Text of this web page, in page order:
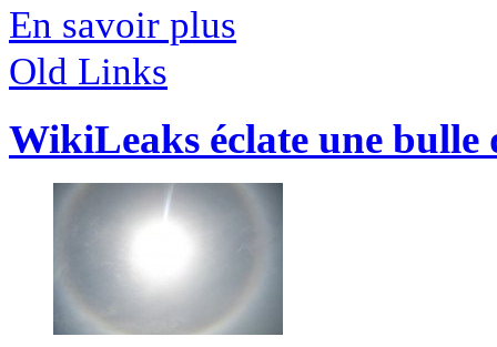
En savoir plus
Old Links
WikiLeaks éclate une bulle